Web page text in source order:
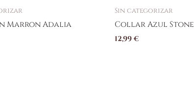
Marron Adalia
Sin categorizar
Collar Azul Stone
12,99€